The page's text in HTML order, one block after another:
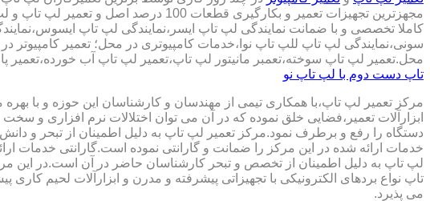
مجهزترین تجهیزات تعمیر و بکارگیری قطعات 100 درصد
کاملا تخصصی و با ضمانت نمایندگی لپ تاپ ایسر،نمایندگی لپ تاپ
سونی،نمایندگی لپ تاپ للپ تاپ نوا،خدمات کامپیوتری در محل؛ تعمیر کامپیوتر
محل.تعمیر لپ تاپ سوخته،تعمبر مانیتور لپ تاپ،تعمیر لپ تاپ آب خورده،تعمیر
تاپ دست دوم با لپ تاپ نو
مرکز تعمیر لپ تاپ،با همکاری تیمی از مهندسان و کارشناسان این حوزه و با بهره
ابزارآلات تعمیر،فضایی خلق نموده که در آن می توان اختلالات نرم افزاری و سخت
دستگاه را رفع و برطرف نمود.مرکز تعمیر لپ تاپ به دلیل اطمینان از تبحر و
خدمات ارائه شده در این مرکز را ضمانت و گارانتی نموده است.گارانتی خدمات
لپ تاپ به دلیل اطمینان از تخصص و تبحر کارشناسان حاضر در آن است.در این
تاپ نواع بردهای الکترونیکی با تجهیزاتی پیشرفته و مدرن و ابزارآلات لحیم کاری
می پذیرد.